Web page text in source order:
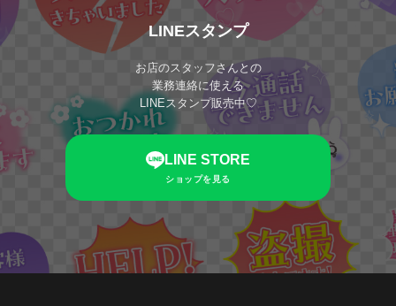
LINEスタンプ
お店のスタッフさんとの
業務連絡に使える
LINEスタンプ販売中♡
LINE STORE
ショップを見る